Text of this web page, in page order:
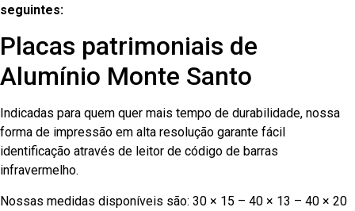
seguintes:
Placas patrimoniais de
Alumínio Monte Santo
Indicadas para quem quer mais tempo de durabilidade, nossa
forma de impressão em alta resolução garante fácil
identificação através de leitor de código de barras
infravermelho.
Nossas medidas disponíveis são: 30 × 15 – 40 × 13 – 40 × 20